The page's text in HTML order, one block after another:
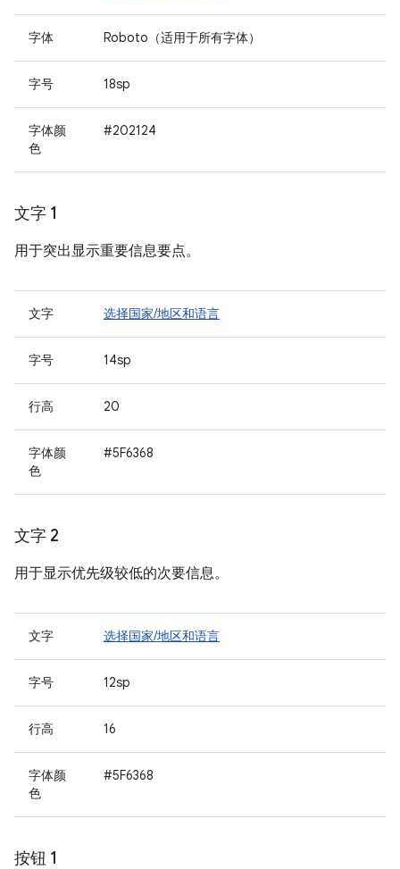
字体 Roboto（适用于所有字体）
字号 18sp
字体颜
色
#202124
文字 1
用于突出显示重要信息要点。
文字 选择国家/地区和语言
字号 14sp
行高 20
字体颜
色
#5F6368
文字 2
用于显示优先级较低的次要信息。
文字 选择国家/地区和语言
字号 12sp
行高 16
字体颜
色
#5F6368
按钮 1